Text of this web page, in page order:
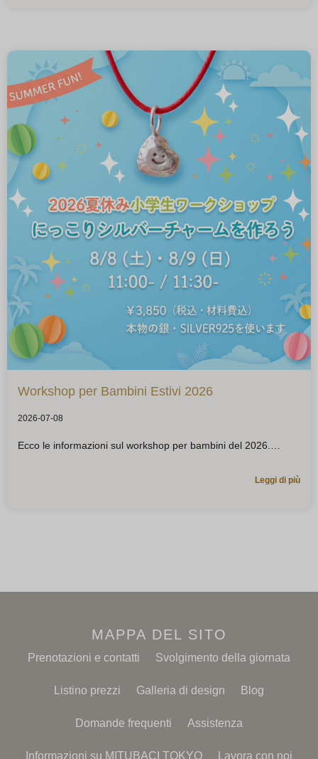
Workshop per Bambini Estivi 2026
2026-07-08
Ecco le informazioni sul workshop per bambini del 2026.
Leggi di più
MAPPA DEL SITO
Prenotazioni e contatti Svolgimento della giornata
Listino prezzi Galleria di design Blog
Domande frequenti Assistenza
Informazioni su MITUBACI TOKYO Lavora con noi